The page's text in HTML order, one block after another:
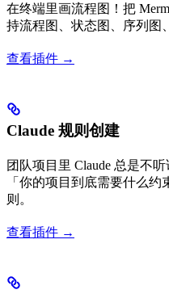
在终端里画流程图！把
持流程图、状态图、序列图
查看插件 →
Claude 规则创建
团队项目里 Claude 总是不
「你的项目到底需要什么
则。
查看插件 →